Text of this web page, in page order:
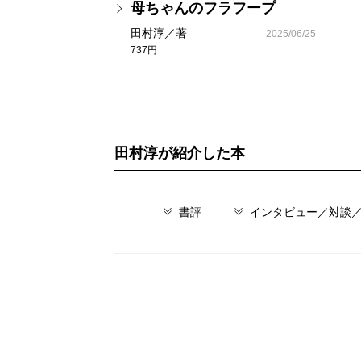
母ちゃんのフラフープ
田村淳／著
737円
2025/06/25
田村淳が紹介した本
書評 インタビュー／対談